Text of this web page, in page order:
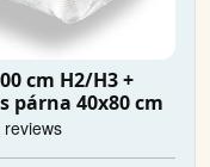
cm H2/H3 +
párna 40x80 cm